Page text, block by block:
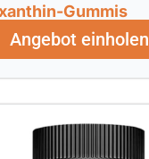
Gummis
Angebot einholen